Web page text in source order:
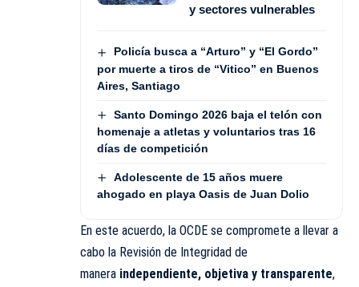
y sectores vulnerables
Policía busca a “Arturo” y “El Gordo”
por muerte a tiros de “Vitico” en Buenos
Aires, Santiago
Santo Domingo 2026 baja el telón con
homenaje a atletas y voluntarios tras 16
días de competición
Adolescente de 15 años muere
ahogado en playa Oasis de Juan Dolio
En este acuerdo, la OCDE se compromete a llevar a
cabo la Revisión de Integridad de
manera independiente, objetiva y transparente,